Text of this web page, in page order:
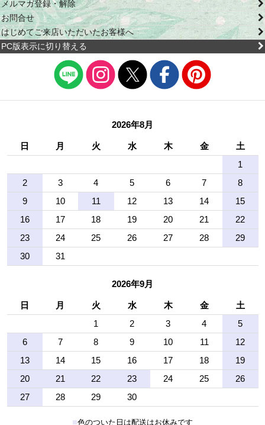
メルマガ登録・解除
お問合せ
はじめてご来店いただいたお客様へ
PC版表示に切り替える
2026年8月
日 月 火 水 木 金
土
1
2
3 4 5 6 7
8
9
10 11 12 13 14
15
16
17 18 19 20 21
22
23
24 25 26 27 28
29
30
31
2026年9月
日 月 火 水 木 金
土
1
2 3 4
5
6
7 8 9 10 11
12
13
14 15 16 17 18
19
20
21 22 23 24 25
26
27
28 29 30
■色のついた日は配送はお休みです